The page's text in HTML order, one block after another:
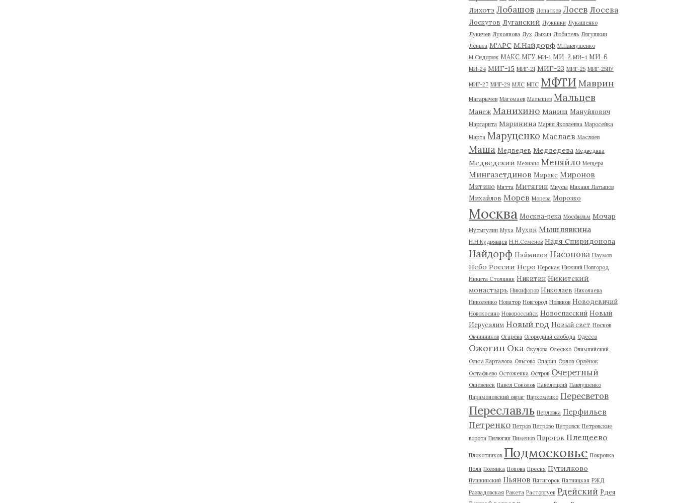
Лихотэ Лобашов Лопатков Лосев Лосева
Лоскутов Луганский Лужники Лукашенко
Лукичев Лукоянова Лух Лыхин Любитель Лягушкин
Лёнька М'АРС М.Найдорф М.Павлушенко
М.Сидорюк МАКС МГУ МИ-1 МИ-2 МИ-4 МИ-6
МИ-24 МИГ-15 МИГ-21 МИГ-23 МИГ-25 МИГ-25ПУ
МИГ-27 МИГ-29 МЛС МПС МФТИ Маврин
Магарычев Магомаев Малышев Мальцев
Манеж Манихино Маниш Мануйлович
Маргарита Маринина Мария Яковлевна Маросейка
Марта Маруценко Маслаев Масляев
Маша Медведев Медведева Медведица
Медведский Мезиано Меняйло Мещера
Мингазетдинов Миракс Миронов
Митино Митта Митягин Миусы Михаил Латыпов
Михайлов Морев Морева Морозко
Москва Москва-река Мосфильм Мочар
Мутыгулин Муха Мухин Мышлявкина
Н.Н.Кудрявцев Н.Н.Семенов Надя Спиридонова
Найдорф Наймилов Насонова Наумов
Небо России Неро Нерская Нижний Новгород
Никита Столпник Никитин Никитский
монастырь Никифоров Николаев Николаева
Николенко Новатор Новгород Новиков Новодевичий
Новокосино Новороссийск Новоспасский Новый
Иерусалим Новый год Новый свет Носков
Овчинников Огарёва Огородная слобода Одесса
Ожогин Ока Окулова Олесько Олимпийский
Ольга Карталова Ольгово Опарин Орлов Орлёнок
Остафьево Остоженка Остров Очеретный
Ошевенск Павел Соколов Павелецкий Павлушенко
Парамоновский овраг Пархоменко Пересветов
Переславль Перловка Перфильев
Петренко Петров Петрово Петровск Петровские
ворота Пилюгин Пименов Пирогов Плещеево
Плохотников Подмосковье Покровка
Поля Полянка Попова Пресня Путилково
Пушкинский Пьянов Пятигорск Пятницкая РЖД
Развадовская Ракета Расторгуев Рдейский Рдея